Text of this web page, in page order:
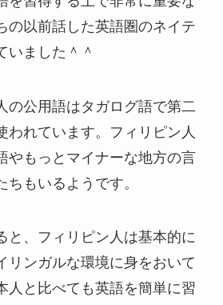
の以前話した英語圏のネイテ
いました＾＾
の公用語はタガログ語で第二
われています。フィリピン人
やもっとマイナーな地方の言
もいるようです。
と、フィリピン人は基本的に
リンガルな環境に身をおいて
人と比べても英語を簡単に習